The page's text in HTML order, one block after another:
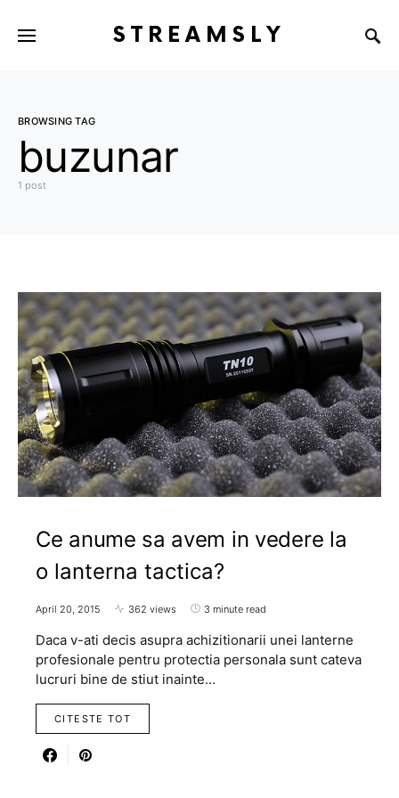
STREAMSLY
BROWSING TAG
buzunar
1 post
Ce anume sa avem in vedere la
o lanterna tactica?
April 20, 2015 362 views 3 minute read
Daca v-ati decis asupra achizitionarii unei lanterne
profesionale pentru protectia personala sunt cateva
lucruri bine de stiut inainte…
CITESTE TOT